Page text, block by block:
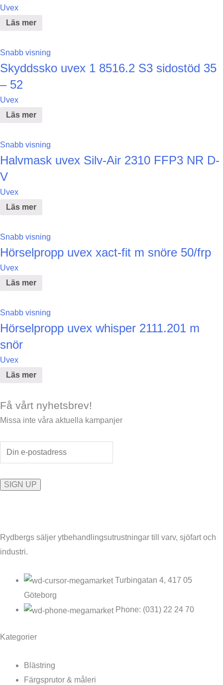
Uvex
Läs mer
Snabb visning
Skyddssko uvex 1 8516.2 S3 sidostöd 35
– 52
Uvex
Läs mer
Snabb visning
Halvmask uvex Silv-Air 2310 FFP3 NR D-
V
Uvex
Läs mer
Snabb visning
Hörselpropp uvex xact-fit m snöre 50/frp
Uvex
Läs mer
Snabb visning
Hörselpropp uvex whisper 2111.201 m
snör
Uvex
Läs mer
Få vårt nyhetsbrev!
Missa inte våra aktuella kampanjer
Rydbergs säljer ytbehandlingsutrustningar till varv, sjöfart och
industri.
Turbingatan 4, 417 05
Göteborg
Phone: (031) 22 24 70
Kategorier
Blästring
Färgsprutor & måleri